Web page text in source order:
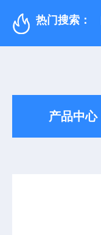
热门搜索：
产品中心